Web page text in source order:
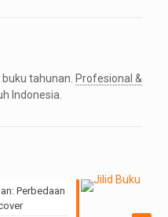
tahunan. Profesional &
Indonesia.
Perbedaan